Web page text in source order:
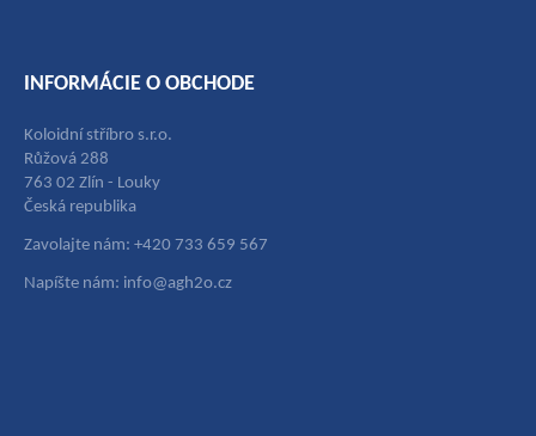
INFORMÁCIE O OBCHODE
Koloidní stříbro s.r.o.
Růžová 288
763 02 Zlín - Louky
Česká republika
Zavolajte nám: +420 733 659 567
Napíšte nám: info@agh2o.cz